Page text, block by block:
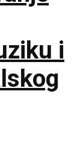
i